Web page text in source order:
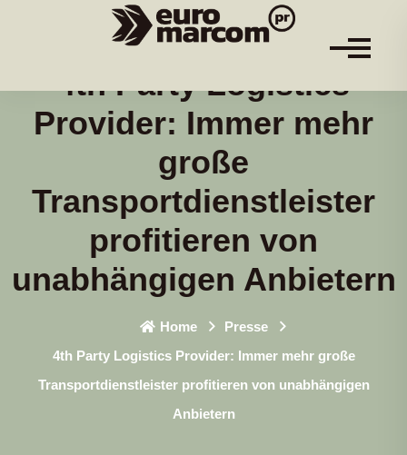
4th Party Logistics
Provider: Immer mehr
große
Transportdienstleister
profitieren von
unabhängigen Anbietern
Home
Presse
4th Party Logistics Provider: Immer mehr große
Transportdienstleister profitieren von unabhängigen
Anbietern